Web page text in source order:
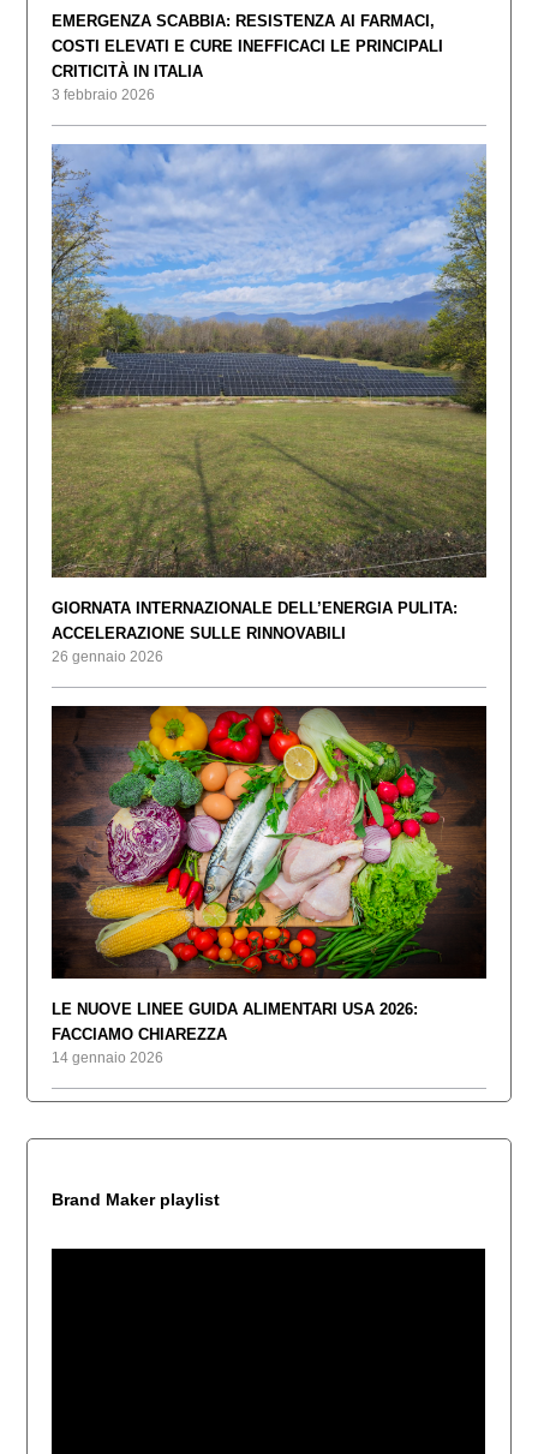
EMERGENZA SCABBIA: RESISTENZA AI FARMACI,
COSTI ELEVATI E CURE INEFFICACI LE PRINCIPALI
CRITICITÀ IN ITALIA
3 febbraio 2026
GIORNATA INTERNAZIONALE DELL’ENERGIA PULITA:
ACCELERAZIONE SULLE RINNOVABILI
26 gennaio 2026
LE NUOVE LINEE GUIDA ALIMENTARI USA 2026:
FACCIAMO CHIAREZZA
14 gennaio 2026
Brand Maker playlist